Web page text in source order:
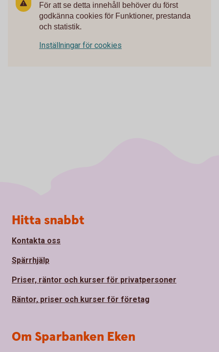
För att se detta innehåll behöver du först
godkänna cookies för Funktioner, prestanda
och statistik.
Inställningar för cookies
Sidfot
Hitta snabbt
Kontakta oss
Spärrhjälp
Priser, räntor och kurser för privatpersoner
Räntor, priser och kurser för företag
Om Sparbanken Eken